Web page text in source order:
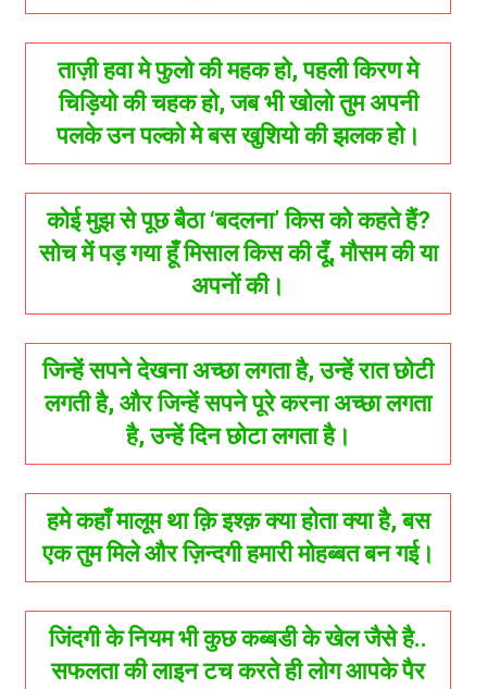
ताज़ी हवा मे फुलो की महक हो, पहली किरण मे
चिड़ियो की चहक हो, जब भी खोलो तुम अपनी
पलके उन पल्को मे बस खुशियो की झलक हो।
कोई मुझ से पूछ बैठा ‘बदलना’ किस को कहते हैं?
सोच में पड़ गया हूँ मिसाल किस की दूँ, मौसम की या
अपनों की।
जिन्हें सपने देखना अच्छा लगता है, उन्हें रात छोटी
लगती है, और जिन्हें सपने पूरे करना अच्छा लगता
है, उन्हें दिन छोटा लगता है।
हमे कहाँ मालूम था क़ि इश्क़ क्या होता क्या है, बस
एक तुम मिले और ज़िन्दगी हमारी मोहब्बत बन गई।
जिंदगी के नियम भी कुछ कब्बडी के खेल जैसे है..
सफलता की लाइन टच करते ही लोग आपके पैर